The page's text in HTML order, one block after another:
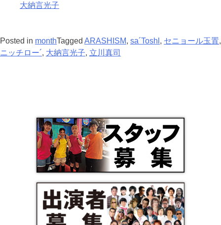
大納言光子
Posted in monthTagged ARASHISM, sa´Toshl , セニョール玉置,
ニッチロー´, 大納言光子, 立川真司